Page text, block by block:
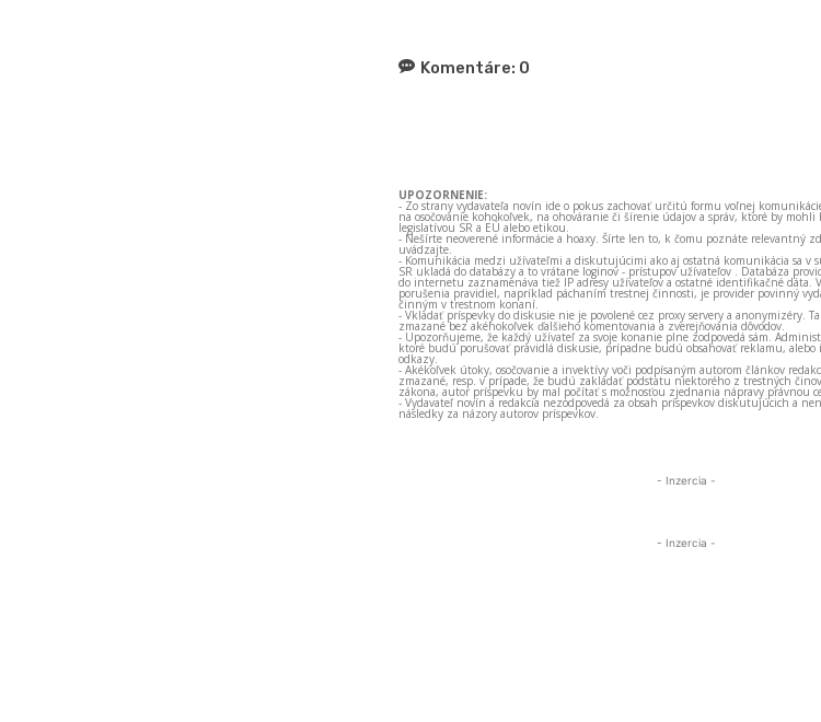
Komentáre: 0
UPOZORNENIE:
- Zo strany vydavateľa novín ide o pokus zachovať určitú formu voľnej
na osočovanie kohokoľvek, na ohováranie či šírenie údajov a správ, ktoré by
legislatívou SR a EÚ alebo etikou.
- Nešírte neoverené informácie a hoaxy. Šírte len to, k čomu poznáte relevantný
uvádzajte.
- Komunikácia medzi užívateľmi a diskutujúcimi ako aj ostatná komunikácia sa v
SR ukladá do databázy a to vrátane loginov - prístupov užívateľov . Databáza
do internetu zaznamenáva tiež IP adresy užívateľov a ostatné identifikačné dáta.
porušenia pravidiel, napríklad páchaním trestnej činnosti, je provider povinný
činným v trestnom konaní.
- Vkladať príspevky do diskusie nie je povolené cez proxy servery a anonymizéry.
zmazané bez akéhokoľvek ďalšieho komentovania a zverejňovania dôvodov.
- Upozorňujeme, že každý užívateľ za svoje konanie plne zodpovedá sám.
ktoré budú porušovať pravidlá diskusie, prípadne budú obsahovať reklamu,
odkazy.
- Akékoľvek útoky, osočovanie a invektívy voči podpísaným autorom článkov
zmazané, resp. v prípade, že budú zakladať podstatu niektorého z trestných
zákona, autor príspevku by mal počítať s možnosťou zjednania nápravy právnou
- Vydavateľ novín a redakcia nezodpovedá za obsah príspevkov diskutujúcich a
následky za názory autorov príspevkov.
- Inzercia -
- Inzercia -